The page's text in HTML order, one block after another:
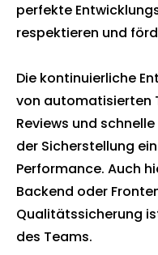
perfekte
respektieren und
Die kontinuierliche
von automatisierten
Reviews und
der Sicherstellung
Performance. Auch
Backend oder
Qualitätssicherung
des Teams.